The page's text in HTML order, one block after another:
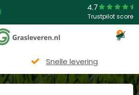
4.7
Trustpilot score
3
Snelle levering